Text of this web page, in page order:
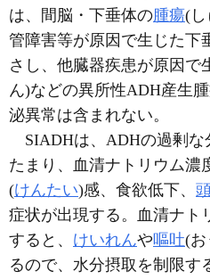
は、間脳・下垂体の腫瘍(し
管障害等が原因で生じた下
さし、他臓器疾患が原因で
ん)などの異所性ADH産生
泌異常は含まれない。
SIADHは、ADHの過剰な
たまり、血清ナトリウム濃
(けんたい)感、食欲低下、
症状が出現する。血清ナト
すると、 けいれんや嘔吐(お
るので、水分摂取を制限す